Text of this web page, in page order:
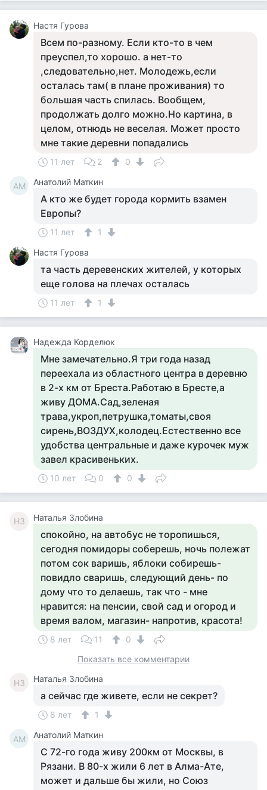
Настя Гурова
Всем по-разному. Если кто-то в чем
преуспел,то хорошо. а нет-то
,следовательно,нет. Молодежь,если
осталась там( в плане проживания) то
большая часть спилась. Вообщем,
продолжать долго можно.Но картина, в
целом, отнюдь не веселая. Может просто
мне такие деревни попадались
11 лет 2 0
АМ Анатолий Маткин
А кто же будет города кормить взамен
Европы?
11 лет
1
Настя Гурова
та часть деревенских жителей, у которых
еще голова на плечах осталась
11 лет 1
Надежда Корделюк
Мне замечательно.Я три года назад
переехала из областного центра в деревню
в 2-х км от Бреста.Работаю в Бресте,а
живу ДОМА.Сад,зеленая
трава,укроп,петрушка,томаты,своя
сирень,ВОЗДУХ,колодец.Естественно все
удобства центральные и даже курочек муж
завел красивеньких.
10 лет 0 0
НЗ Наталья Злобина
спокойно, на автобус не торопишься,
сегодня помидоры соберешь, ночь полежат
потом сок варишь, яблоки собирешь-
повидло сваришь, следующий день- по
дому что то делаешь, так что - мне
нравится: на пенсии, свой сад и огород и
время валом, магазин- напротив, красота!
8 лет 11
0
Показать все комментарии
НЗ Наталья Злобина
а сейчас где живете, если не секрет?
8 лет 1
АМ Анатолий Маткин
С 72-го года живу 200км от Москвы, в
Рязани. В 80-х жили 6 лет в Алма-Ате,
может и дальше бы жили, но Союз